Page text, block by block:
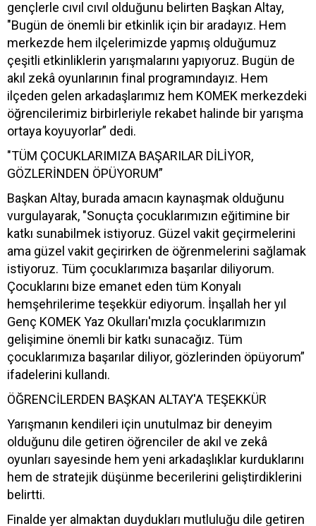
gençlerle cıvıl cıvıl olduğunu belirten Başkan Altay,
"Bugün de önemli bir etkinlik için bir aradayız. Hem
merkezde hem ilçelerimizde yapmış olduğumuz
çeşitli etkinliklerin yarışmalarını yapıyoruz. Bugün de
akıl zekâ oyunlarının final programındayız. Hem
ilçeden gelen arkadaşlarımız hem KOMEK merkezdeki
öğrencilerimiz birbirleriyle rekabet halinde bir yarışma
ortaya koyuyorlar” dedi.
"TÜM ÇOCUKLARIMIZA BAŞARILAR DİLİYOR,
GÖZLERİNDEN ÖPÜYORUM”
Başkan Altay, burada amacın kaynaşmak olduğunu
vurgulayarak, "Sonuçta çocuklarımızın eğitimine bir
katkı sunabilmek istiyoruz. Güzel vakit geçirmelerini
ama güzel vakit geçirirken de öğrenmelerini sağlamak
istiyoruz. Tüm çocuklarımıza başarılar diliyorum.
Çocuklarını bize emanet eden tüm Konyalı
hemşehrilerime teşekkür ediyorum. İnşallah her yıl
Genç KOMEK Yaz Okulları'mızla çocuklarımızın
gelişimine önemli bir katkı sunacağız. Tüm
çocuklarımıza başarılar diliyor, gözlerinden öpüyorum”
ifadelerini kullandı.
ÖĞRENCİLERDEN BAŞKAN ALTAY'A TEŞEKKÜR
Yarışmanın kendileri için unutulmaz bir deneyim
olduğunu dile getiren öğrenciler de akıl ve zekâ
oyunları sayesinde hem yeni arkadaşlıklar kurduklarını
hem de stratejik düşünme becerilerini geliştirdiklerini
belirtti.
Finalde yer almaktan duydukları mutluluğu dile getiren